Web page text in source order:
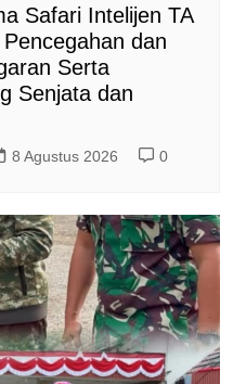
Safari Intelijen TA
dan
Serta
Senjata dan
8 Agustus 2026 0